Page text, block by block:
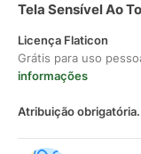
Tela Sensível Ao
Licença Flaticon
Grátis para uso
informações
Atribuição obrigatória.